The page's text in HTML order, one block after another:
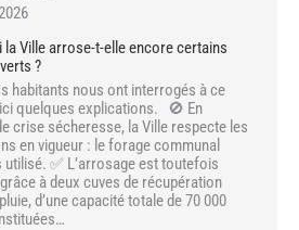
la Ville arrose-t-elle encore certains
?
habitants nous ont interrogés à ce
quelques explications. 🚫 En
crise sécheresse, la Ville respecte les
en vigueur : le forage communal
utilisé. ✅ L’arrosage est toutefois
à deux cuves de récupération
d’une capacité totale de 70 000